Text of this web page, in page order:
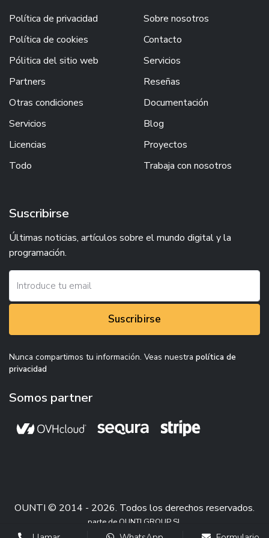
Política de privacidad
Política de cookies
Pólitica del sitio web
Partners
Otras condiciones
Servicios
Licencias
Todo
Sobre nosotros
Contacto
Servicios
Reseñas
Documentación
Blog
Proyectos
Trabaja con nosotros
Suscribirse
Últimas noticias, artículos sobre el mundo digital y la
programación.
Suscribirse
Nunca compartimos tu información. Veas nuestra política de
privacidad
Somos partner
OUNTI © 2014 - 2026. Todos los derechos reservados.
parte de OUNTI GROUP SL